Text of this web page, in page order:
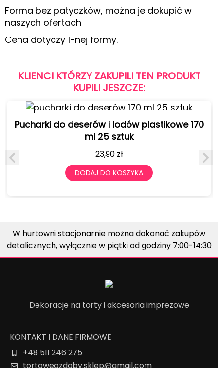
Forma bez patyczków, można je dokupić w
naszych ofertach
Cena dotyczy 1-nej formy.
KLIENCI KTÓRZY ZAKUPILI TEN PRODUKT
KUPILI JESZCZE:
Pucharki do deserów i lodów plastikowe 170
ml 25 sztuk
23,90 zł
DODAJ DO KOSZYKA
W hurtowni stacjonarnie można dokonać zakupów
detalicznych, wyłącznie w piątki od godziny 7:00-14:30
Dekoracje na torty i akcesoria imprezowe
KONTAKT I DANE FIRMOWE
+48 511 246 275
tortoweozdoby.sklep@gmail.com